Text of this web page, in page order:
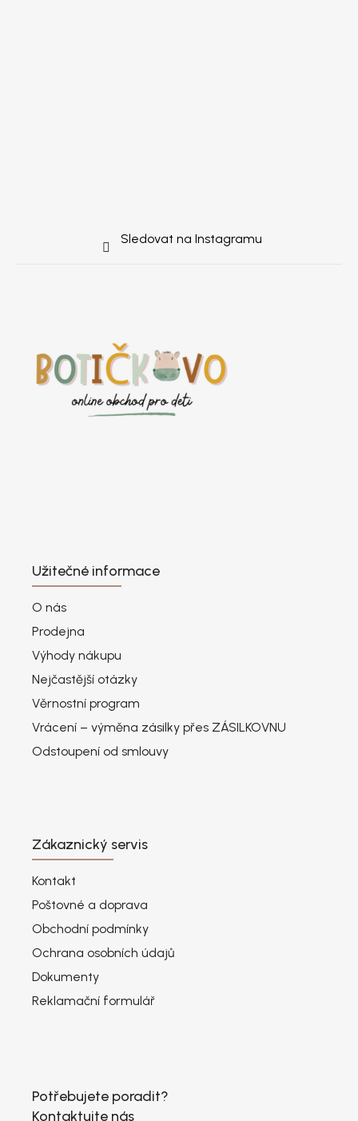
Sledovat na Instagramu
Užitečné informace
O nás
Prodejna
Výhody nákupu
Nejčastější otázky
Věrnostní program
Vrácení – výměna zásilky přes ZÁSILKOVNU
Odstoupení od smlouvy
Zákaznický servis
Kontakt
Poštovné a doprava
Obchodní podmínky
Ochrana osobních údajů
Dokumenty
Reklamační formulář
Potřebujete poradit?
Kontaktujte nás